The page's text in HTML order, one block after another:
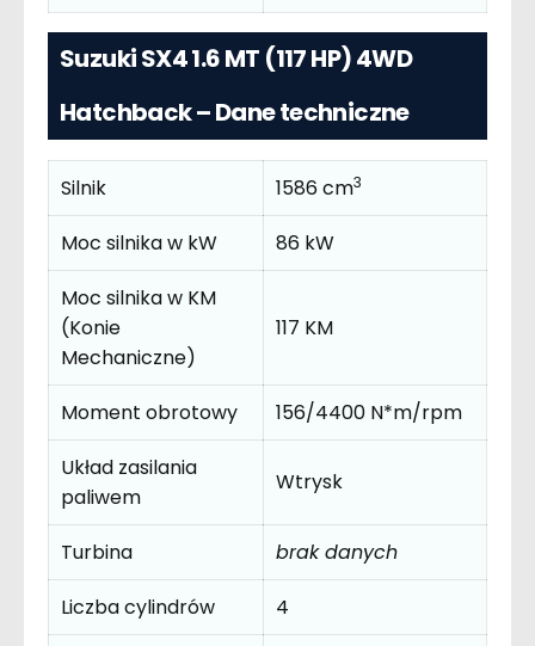
Suzuki SX4 1.6 MT (117 HP) 4WD
Hatchback – Dane techniczne
Silnik 1586 cm3
Moc silnika w kW
86 kW
Moc silnika w KM
(Konie
Mechaniczne)
117 KM
Moment obrotowy
156/4400 N*m/rpm
Układ zasilania
paliwem
Wtrysk
Turbina
brak danych
Liczba cylindrów
4